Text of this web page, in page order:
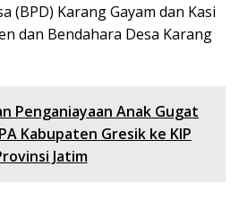
(BPD) Karang Gayam dan Kasi
dan Bendahara Desa Karang
Penganiayaan Anak Gugat
Kabupaten Gresik ke KIP
Jatim